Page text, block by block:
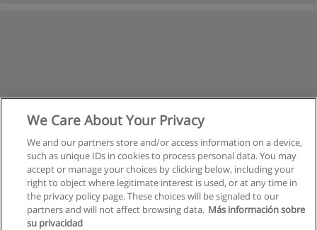
We Care About Your Privacy
We and our partners store and/or access information on a device,
such as unique IDs in cookies to process personal data. You may
accept or manage your choices by clicking below, including your
right to object where legitimate interest is used, or at any time in
the privacy policy page. These choices will be signaled to our
partners and will not affect browsing data. Más información sobre
su privacidad